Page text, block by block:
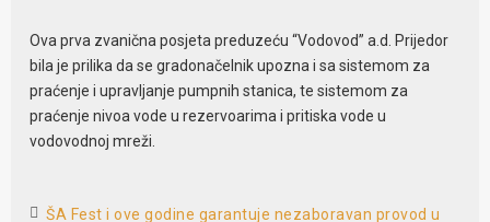
Ova prva zvanična posjeta preduzeću “Vodovod” a.d. Prijedor
bila je prilika da se gradonačelnik upozna i sa sistemom za
praćenje i upravljanje pumpnih stanica, te sistemom za
praćenje nivoa vode u rezervoarima i pritiska vode u
vodovodnoj mreži.
ŠA Fest i ove godine garantuje nezaboravan provod u